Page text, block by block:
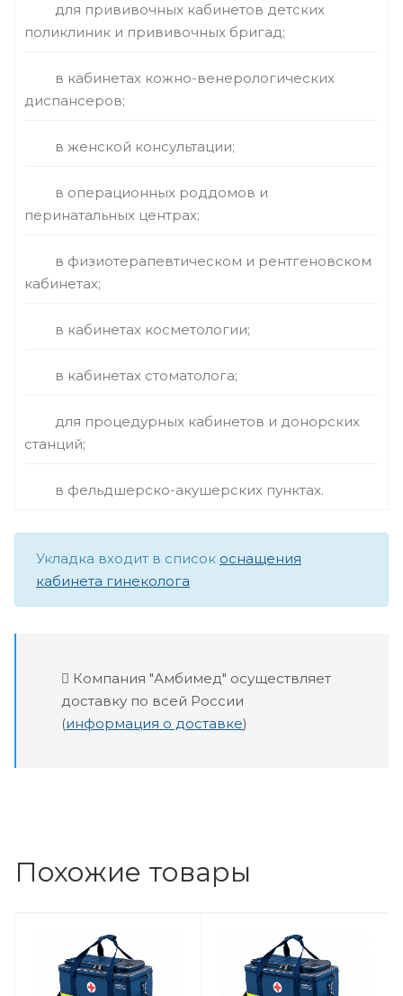
для прививочных кабинетов детских
поликлиник и прививочных бригад;
в кабинетах кожно-венерологических
диспансеров;
в женской консультации;
в операционных роддомов и
перинатальных центрах;
в физиотерапевтическом и рентгеновском
кабинетах;
в кабинетах косметологии;
в кабинетах стоматолога;
для процедурных кабинетов и донорских
станций;
в фельдшерско-акушерских пунктах.
Укладка входит в список оснащения
кабинета гинеколога
Компания "Амбимед" осуществляет
доставку по всей России
(информация о доставке)
Похожие товары